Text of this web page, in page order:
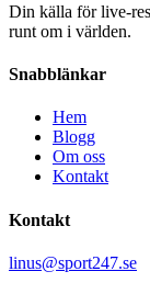
Din källa för live-
runt om i världen.
Snabblänkar
Hem
Blogg
Om oss
Kontakt
Kontakt
linus@sport247.se